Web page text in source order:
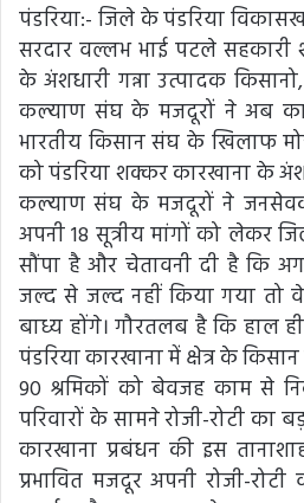
पंडरिया:- जिले के पंडरिया
सरदार वल्लभ भाई पटले सहकारी
के अंशधारी गन्ना उत्पादक
कल्याण संघ के मजदूरों ने अब
भारतीय किसान संघ के खिलाफ
को पंडरिया शक्कर कारखाना के
कल्याण संघ के मजदूरों ने
अपनी 18 सूत्रीय मांगों को लेकर
सौंपा है और चेतावनी दी है कि
जल्द से जल्द नहीं किया गया तो
बाध्य होंगे। गौरतलब है कि हाल ही
पंडरिया कारखाना में क्षेत्र के
90 श्रमिकों को बेवजह काम से
परिवारों के सामने रोजी-रोटी का
कारखाना प्रबंधन की इस
प्रभावित मजदूर अपनी रोजी-